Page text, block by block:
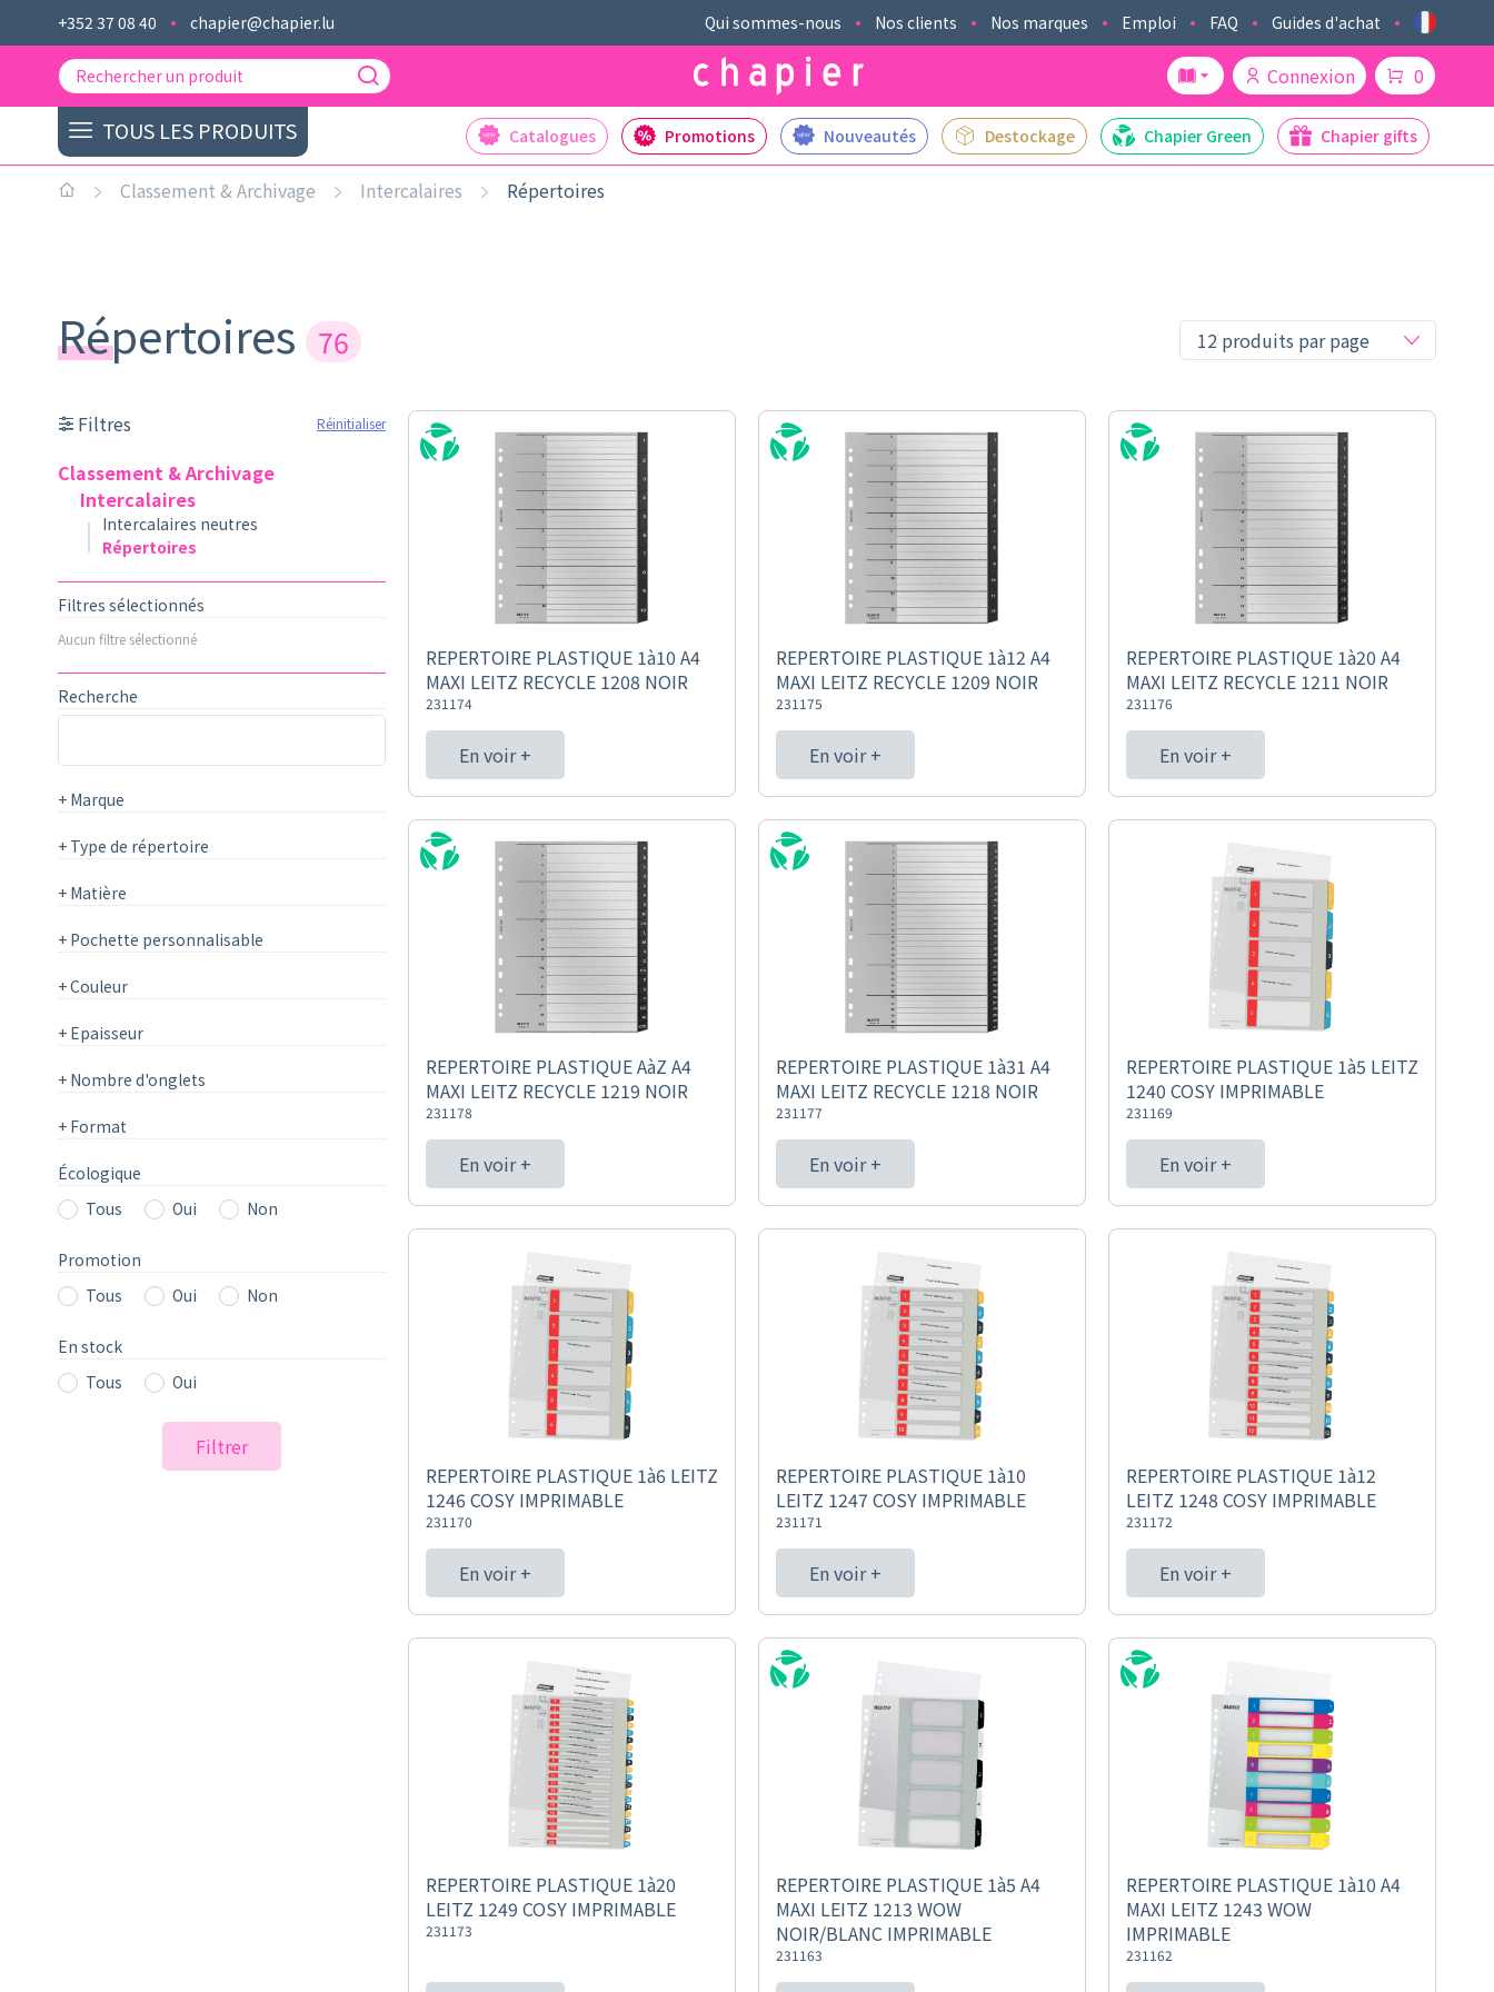
+352 37 08 40 chapier@chapier.lu Qui sommes-nous Nos clients Nos marques Emploi FAQ Guides d'achat
Connexion 0
TOUS LES PRODUITS Catalogues Promotions Nouveautés Destockage Chapier Green Chapier gifts
Classement & Archivage Intercalaires Répertoires
Répertoires 76
Filtres Réinitialiser
Classement & Archivage
Intercalaires
Intercalaires neutres
Répertoires
Filtres sélectionnés
Aucun filtre sélectionné
Recherche
+ Marque
+ Type de répertoire
+ Matière
+ Pochette personnalisable
+Couleur
+ Epaisseur
+ Nombre d'onglets
+ Format
Écologique
Tous
Oui Non
Promotion
Tous
Oui Non
En stock
Tous
Oui
Filtrer
REPERTOIRE PLASTIQUE 1à10 A4
MAXI LEITZ RECYCLE 1208 NOIR
231174
En voir +
REPERTOIRE PLASTIQUE 1à12 A4
MAXI LEITZ RECYCLE 1209 NOIR
231175
En voir +
REPERTOIRE PLASTIQUE 1à20 A4
MAXI LEITZ RECYCLE 1211 NOIR
231176
En voir +
REPERTOIRE PLASTIQUE AàZ A4
MAXI LEITZ RECYCLE 1219 NOIR
231178
En voir +
REPERTOIRE PLASTIQUE 1à31 A4
MAXI LEITZ RECYCLE 1218 NOIR
231177
En voir +
REPERTOIRE PLASTIQUE 1à5 LEITZ
1240 COSY IMPRIMABLE
231169
En voir +
REPERTOIRE PLASTIQUE 1à6 LEITZ
1246 COSY IMPRIMABLE
231170
En voir +
REPERTOIRE PLASTIQUE 1à10
LEITZ 1247 COSY IMPRIMABLE
231171
En voir +
REPERTOIRE PLASTIQUE 1à12
LEITZ 1248 COSY IMPRIMABLE
231172
En voir +
REPERTOIRE PLASTIQUE 1à20
LEITZ 1249 COSY IMPRIMABLE
231173
REPERTOIRE PLASTIQUE 1à5 A4
MAXI LEITZ 1213 WOW
NOIR/BLANC IMPRIMABLE
231163
REPERTOIRE PLASTIQUE 1à10 A4
MAXI LEITZ 1243 WOW
IMPRIMABLE
231162